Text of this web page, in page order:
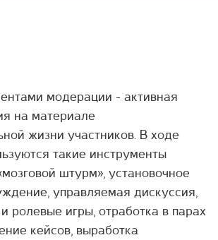
модерации - активная
на материале
жизни участников. В ходе
такие инструменты
штурм», установочное
управляемая дискуссия,
ролевые игры, отработка в парах
кейсов, выработка